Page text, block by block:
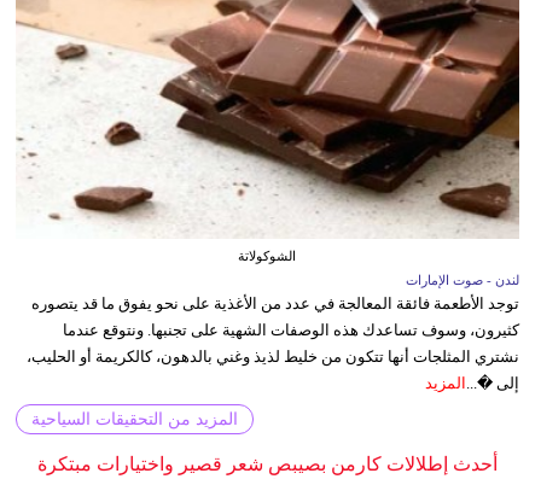
الشوكولاتة
لندن - صوت الإمارات
توجد الأطعمة فائقة المعالجة في عدد من الأغذية على نحو يفوق ما قد يتصوره
كثيرون، وسوف تساعدك هذه الوصفات الشهية على تجنبها. ونتوقع عندما
نشتري المثلجات أنها تتكون من خليط لذيذ وغني بالدهون، كالكريمة أو الحليب،
إلى �... المزيد
المزيد من التحقيقات السياحية
أحدث إطلالات كارمن بصيبص شعر قصير واختيارات مبتكرة